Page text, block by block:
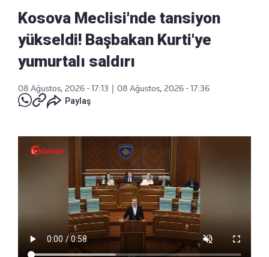
Kosova Meclisi'nde tansiyon
yükseldi! Başbakan Kurti'ye
yumurtalı saldırı
08 Ağustos, 2026 - 17:13
08 Ağustos, 2026 - 17:36
Paylaş